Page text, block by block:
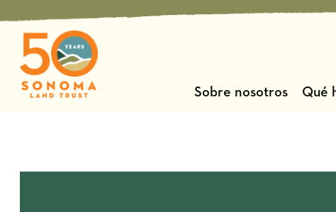
al
contenido
Sobre nosotros Qué